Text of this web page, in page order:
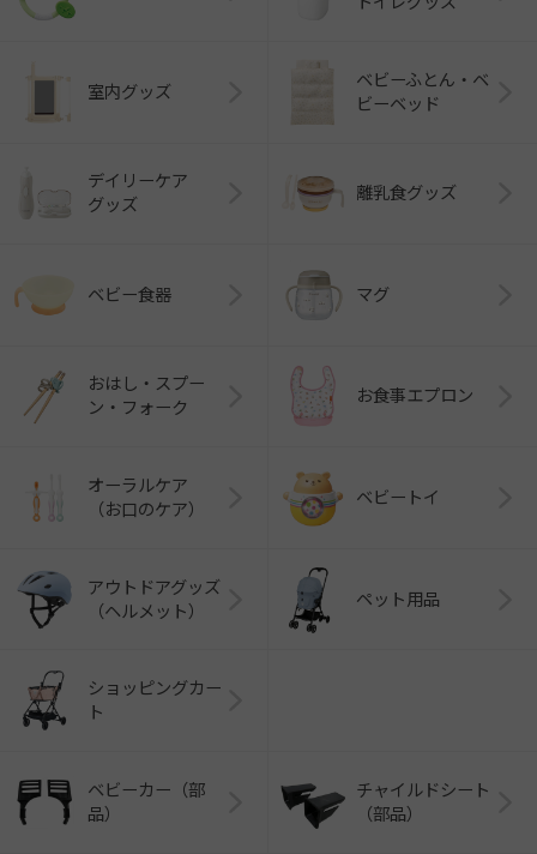
室内グッズ
ベビーふとん・ベ
ビーベッド
デイリーケア
グッズ
離乳食グッズ
ベビー食器 マグ
おはし・スプー
ン・フォーク
お食事エプロン
オーラルケア
（お口のケア）
ベビートイ
アウトドアグッズ
（ヘルメット）
ペット用品
ショッピングカー
ト
ベビーカー（部
品）
チャイルドシート
（部品）